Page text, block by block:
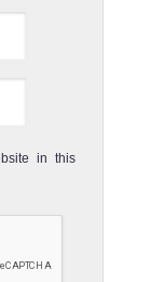
in this